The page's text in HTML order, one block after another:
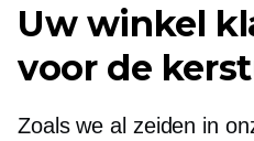
Uw winkel
voor de
Zoals we al zeiden in